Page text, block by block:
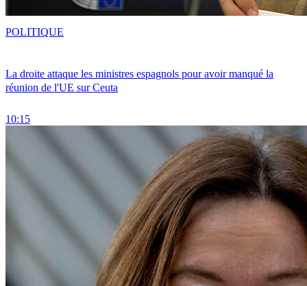
La droite attaque les ministres espagnols pour avoir manqué la
réunion de l'UE sur Ceuta
10:15
POLITIQUE